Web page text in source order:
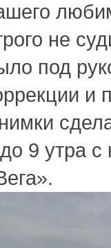
не
под
и
9 утра